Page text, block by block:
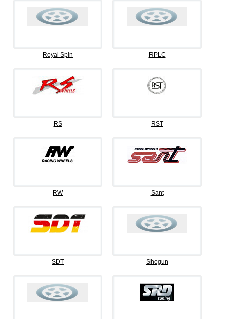
Royal Spin RPLC
RS RST
RW Sant
SDT Shogun